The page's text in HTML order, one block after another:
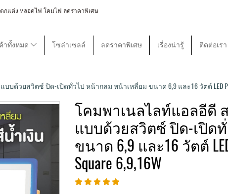
ฟตกแต่ง หลอดไฟ โคมไฟ ลดราคาพิเศษ
าทั้งหมด โซล่าเซลล์ ลดราคาพิเศษ เรื่องน่ารู้ ติดต่อเรา
วยสวิตซ์ ปิด-เปิดทั่วไป หน้ากลม หน้าเหลี่ยม ขนาด 6,9 และ16 วัตต์ LED Panel
โคมพาเนลไลท์แอลอีดี
แบบด้วยสวิตซ์ ปิด-เปิด
ขนาด 6,9 และ16 วัตต์
Square 6,9,16W